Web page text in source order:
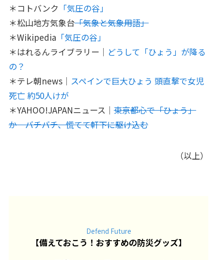
＊コトバンク 「気圧の谷」
＊松山地方気象台「気象と気象用語」
＊Wikipedia 「気圧の谷」
＊はれるんライブラリー｜ どうして「ひょう」が降る
の？
＊テレ朝news｜ スペインで巨大ひょう 頭直撃で女児
死亡 約50人けが
＊YAHOO!JAPANニュース｜ 東京都心で「ひょう」
か バチバチ、慌てて軒下に駆け込む
（以上）
Defend Future
【備えておこう！おすすめの防災グッズ】